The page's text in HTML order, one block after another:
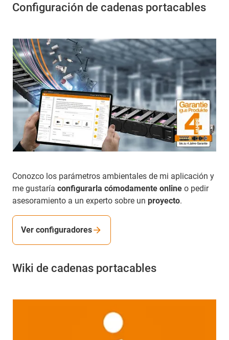
Configuración de cadenas portacables
Conozco los parámetros ambientales de mi aplicación y
me gustaría configurarla cómodamente online o pedir
asesoramiento a un experto sobre un proyecto.
Ver configuradores
Wiki de cadenas portacables